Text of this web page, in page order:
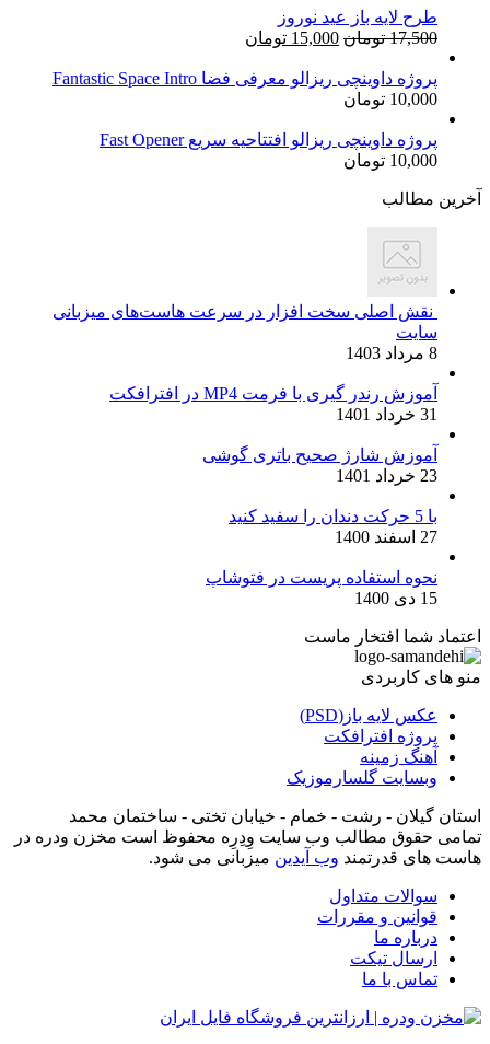
طرح لایه باز عید نوروز
17,500 تومان قیمت
17,500 تومان
15,000 تومان
15,000 تومان.
پروژه داوینچی ریزالو معرفی فضا Fantastic Space Intro
10,000 تومان
پروژه داوینچی ریزالو افتتاحیه سریع Fast Opener
10,000 تومان
آخرین مطالب
نقش اصلی سخت افزار در سرعت هاست‌های میزبانی
سایت
8 مرداد 1403
آموزش رندر گیری با فرمت MP4 در افترافکت
31 خرداد 1401
آموزش شارژ صحیح باتری گوشی
23 خرداد 1401
با 5 حرکت دندان را سفید کنید
27 اسفند 1400
نحوه استفاده پریست در فتوشاپ
15 دی 1400
اعتماد شما افتخار ماست
منو های کاربردی
عکس لایه باز(PSD)
پروژه افترافکت
آهنگ زمینه
وبسایت گلسارموزیک
استان گیلان - رشت - خمام - خیابان تختی - ساختمان محمد
تمامی حقوق مطالب وب سایت وِدِرِه محفوظ است مخزن ودره در
هاست های قدرتمند وب آیدین میزبانی می شود.
سوالات متداول
قوانین و مقررات
درباره ما
ارسال تیکت
تماس با ما